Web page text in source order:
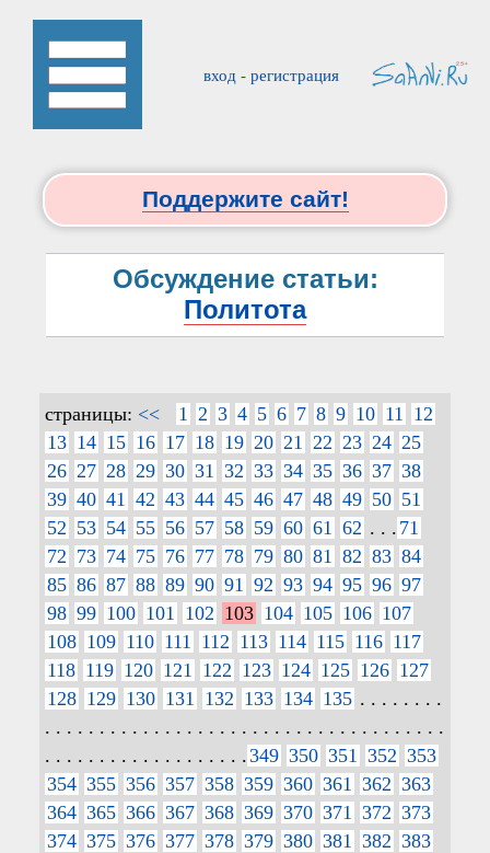
вход - регистрация
Поддержите сайт!
Обсуждение статьи:
Политота
страницы: << 1 2 3 4 5 6 7 8 9 10 11
12
13 14 15 16 17 18 19 20 21 22 23 24 25
26 27 28 29 30 31 32 33 34 35 36 37 38
39 40 41 42 43 44 45 46 47 48 49 50 51
52 53 54 55 56 57 58 59 60 61 62 . . . 71
72 73 74 75 76 77 78 79 80 81 82 83 84
85 86 87 88 89 90 91 92 93 94 95 96 97
98 99 100 101 102 103 104 105 106 107
108 109 110 111 112 113 114 115 116 117
118 119 120 121 122 123 124 125 126 127
128 129 130 131 132 133 134 135 . . . . . . . .
. . . . . . . . . . . . . . . . . . . . . . . . . . . . . . . . . . . . .
. . . . . . . . . . . . . . . . . . .349 350 351 352 353
354 355 356 357 358 359 360 361 362 363
364 365 366 367 368 369 370 371 372 373
374 375 376 377 378 379 380 381 382 383